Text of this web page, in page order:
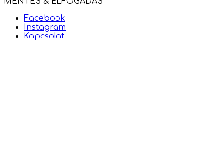
Facebook
Instagram
Kapcsolat